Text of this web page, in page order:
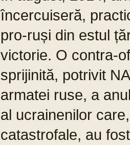
încercuiseră,
pro-ruși din estul
victorie. O contra-
sprijinită, potrivit
armatei ruse, a
al ucrainenilor
catastrofale, au